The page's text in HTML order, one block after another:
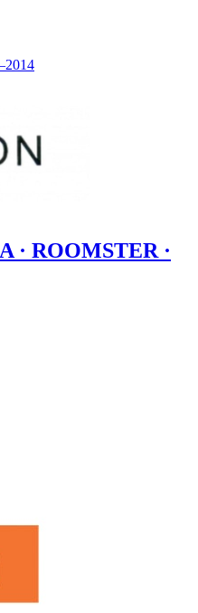
· ROOMSTER ·